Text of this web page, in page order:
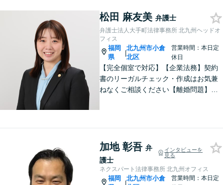
松田 麻友美 弁護士
弁護士法人大手町法律事務所 北九州ヘッドオ
フィス
福岡
県
|
北九州市小倉
北区
営業時間：本日定
休日
【完全個室で対応】【企業法務】契約
書のリーガルチェック・作成はお気兼
ねなくご相談ください【離婚問題】不
加地 彰吾 弁
護士
インタビューを
見る
ネクスパート法律事務所 北九州オフィス
福岡
|
北九州市小倉
営業時間：本日定